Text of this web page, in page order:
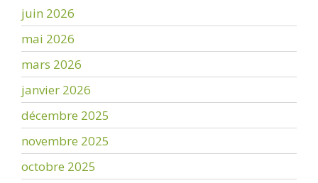
juin 2026
mai 2026
mars 2026
janvier 2026
décembre 2025
novembre 2025
octobre 2025